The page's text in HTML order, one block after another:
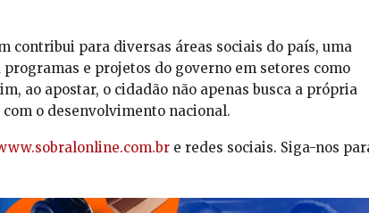
contribui para diversas áreas sociais do país, uma
e projetos do governo em setores como
ao apostar, o cidadão não apenas busca a própria
o desenvolvimento nacional.
e redes sociais. Siga-nos